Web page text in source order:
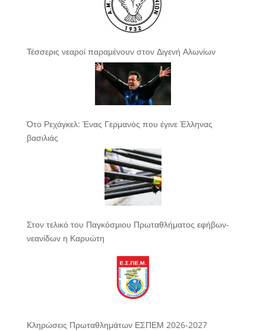
Τέσσερις νεαροί παραμένουν στον Διγενή Αλωνίων
Ότο Ρεχάγκελ: Ένας Γερμανός που έγινε Έλληνας
βασιλιάς
Στον τελικό του Παγκόσμιου Πρωταθλήματος εφήβων-
νεανίδων η Καρυώτη
Κληρώσεις Πρωταθλημάτων ΕΣΠΕΜ 2026-2027